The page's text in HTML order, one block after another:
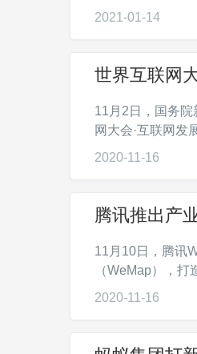
2021-01-14
世界互联网
11月2日，国务
网大会·互联网发
2020-11-16
腾讯推出产
11月10日，腾讯
（WeMap），
2020-11-16